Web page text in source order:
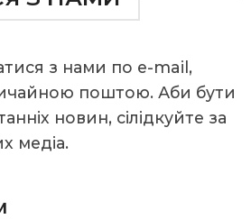
з нами по e-mail,
поштою. Аби бути
новин, сілідкуйте за
медіа.